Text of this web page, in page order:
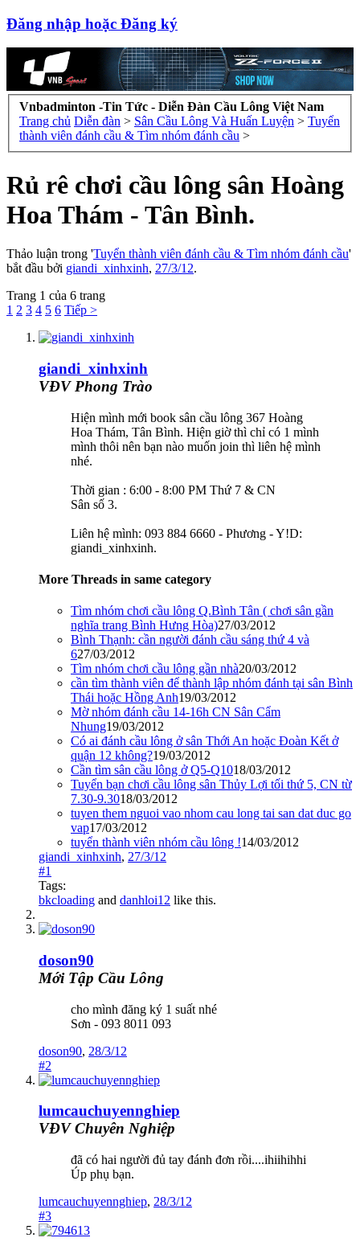
Đăng nhập hoặc Đăng ký
Vnbadminton -Tin Tức - Diễn Đàn Cầu Lông Việt Nam
Trang chủ Diễn đàn > Sân Cầu Lông Và Huấn Luyện > Tuyển
thành viên đánh cầu & Tìm nhóm đánh cầu >
Rủ rê chơi cầu lông sân Hoàng
Hoa Thám - Tân Bình.
Thảo luận trong 'Tuyển thành viên đánh cầu & Tìm nhóm đánh cầu'
bắt đầu bởi giandi_xinhxinh, 27/3/12.
Trang 1 của 6 trang
1 2 3 4 5 6 Tiếp >
giandi_xinhxinh
VĐV Phong Trào
Hiện mình mới book sân cầu lông 367 Hoàng
Hoa Thám, Tân Bình. Hiện giờ thì chỉ có 1 mình
mình thôi nên bạn nào muốn join thì liên hệ mình
nhé.
Thời gian : 6:00 - 8:00 PM Thứ 7 & CN
Sân số 3.
Liên hệ mình: 093 884 6660 - Phương - Y!D:
giandi_xinhxinh.
More Threads in same category
Tìm nhóm chơi cầu lông Q.Bình Tân ( chơi sân gần
nghĩa trang Bình Hưng Hòa)27/03/2012
Bình Thạnh: cần người đánh cầu sáng thứ 4 và
627/03/2012
Tìm nhóm chơi cầu lông gần nhà20/03/2012
cần tìm thành viên để thành lập nhóm đánh tại sân Bình
Thái hoặc Hồng Anh19/03/2012
Mờ nhóm đánh cầu 14-16h CN Sân Cẩm
Nhung19/03/2012
Có ai đánh cầu lông ở sân Thới An hoặc Đoàn Kết ở
quận 12 không?19/03/2012
Cần tìm sân cầu lông ở Q5-Q1018/03/2012
Tuyển bạn chơi cầu lông sân Thủy Lợi tối thứ 5, CN từ
7.30-9.3018/03/2012
tuyen them nguoi vao nhom cau long tai san dat duc go
vap17/03/2012
tuyển thành viên nhóm cầu lông !14/03/2012
giandi_xinhxinh, 27/3/12
#1
Tags:
bkcloading and danhloi12 like this.
doson90
Mới Tập Cầu Lông
cho mình đăng ký 1 suất nhé
Sơn - 093 8011 093
doson90, 28/3/12
#2
lumcauchuyennghiep
VĐV Chuyên Nghiệp
đã có hai người đủ tay đánh đơn rồi....ihiihihhi
Úp phụ bạn.
lumcauchuyennghiep, 28/3/12
#3